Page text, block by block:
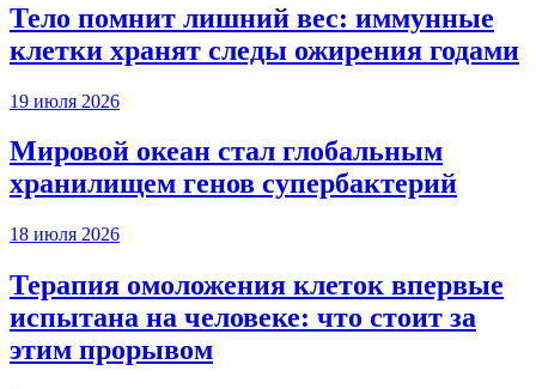
Тело помнит лишний вес: иммунные
клетки хранят следы ожирения годами
19 июля 2026
Мировой океан стал глобальным
хранилищем генов супербактерий
18 июля 2026
Терапия омоложения клеток впервые
испытана на человеке: что стоит за
этим прорывом